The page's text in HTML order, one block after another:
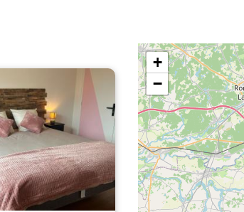
Capacité maximum
6
+
−